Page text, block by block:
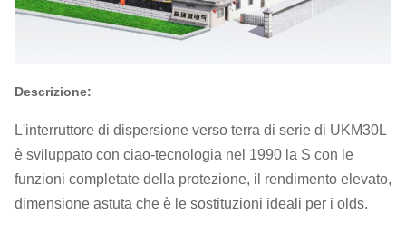
Descrizione:
L'interruttore di dispersione verso terra di serie di UKM30L
è sviluppato con ciao-tecnologia nel 1990 la S con le
funzioni completate della protezione, il rendimento elevato,
dimensione astuta che è le sostituzioni ideali per i olds.